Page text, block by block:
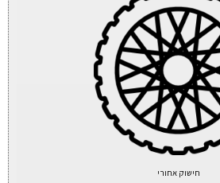
חישוק אחורי